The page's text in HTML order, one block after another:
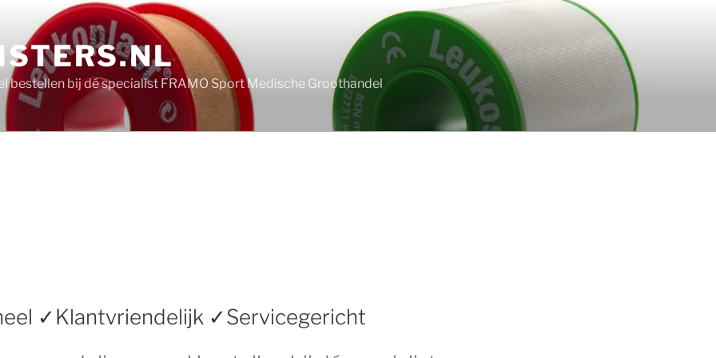
bestellen bij dé specialist FRAMO Sport Medische Groothandel
✓Klantvriendelijk ✓Servicegericht